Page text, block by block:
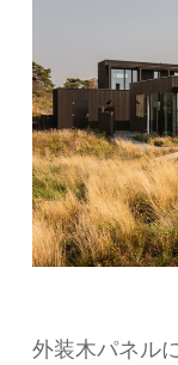
外装木パネル